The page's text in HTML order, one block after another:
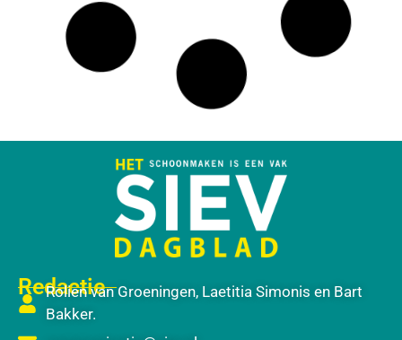
Redactie
Rolien van Groeningen, Laetitia Simonis en Bart
Bakker.